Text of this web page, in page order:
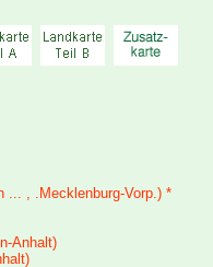
... , .Mecklenburg-Vorp.) *
Anhalt)